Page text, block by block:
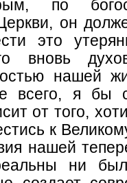
по
он
это
вновь
нашей
всего, я бы
от того,
к
нашей
ни